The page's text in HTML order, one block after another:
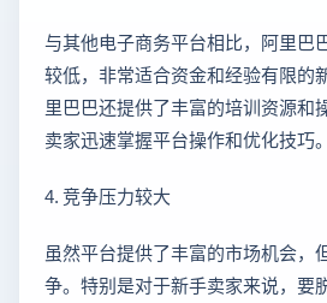
与其他电子商务平台相比，阿里巴
较低，非常适合资金和经验有限的
里巴巴还提供了丰富的培训资源和
卖家迅速掌握平台操作和优化技巧。
4. 竞争压力较大
虽然平台提供了丰富的市场机会，
争。特别是对于新手卖家来说，要